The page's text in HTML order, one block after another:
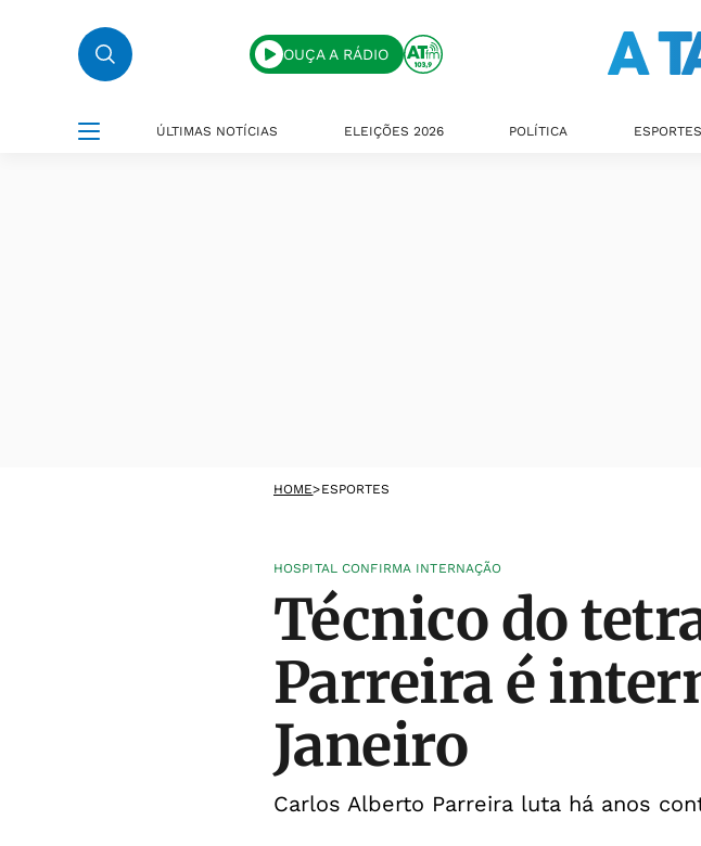
OUÇA A RÁDIO
ÚLTIMAS NOTÍCIAS ELEIÇÕES 2026 POLÍTICA ESPORTES
HOME>ESPORTES
HOSPITAL CONFIRMA INTERNAÇÃO
Técnico do
Parreira é
Janeiro
Carlos Alberto Parreira luta há anos